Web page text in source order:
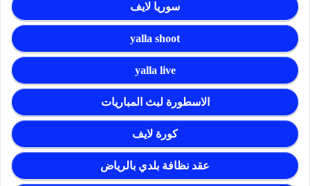
سوريا لايف
yalla shoot
yalla live
الاسطورة لبث المباريات
كورة لايف
عقد نظافة بلدي بالرياض